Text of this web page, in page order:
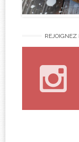
REJOIGNEZ